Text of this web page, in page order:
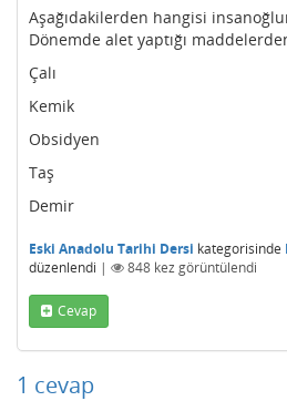
Aşağıdakilerden hangisi
Dönemde alet yaptığı
Çalı
Kemik
Obsidyen
Taş
Demir
Eski Anadolu Tarihi Dersi kategorisinde
düzenlendi | 848 kez görüntülendi
Cevap
1 cevap